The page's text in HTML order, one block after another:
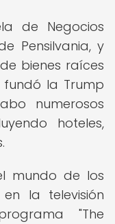
de Negocios
Pensilvania, y
bienes raíces
la Trump
numerosos
hoteles,
mundo de los
en la televisión
"The